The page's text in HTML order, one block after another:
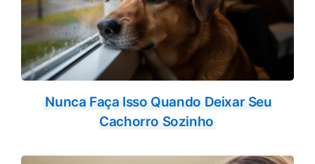
Nunca Faça Isso Quando Deixar Seu
Cachorro Sozinho